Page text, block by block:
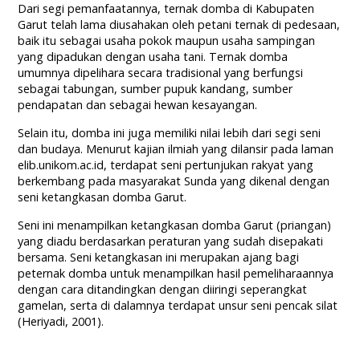
Dari segi pemanfaatannya, ternak domba di Kabupaten
Garut telah lama diusahakan oleh petani ternak di pedesaan,
baik itu sebagai usaha pokok maupun usaha sampingan
yang dipadukan dengan usaha tani. Ternak domba
umumnya dipelihara secara tradisional yang berfungsi
sebagai tabungan, sumber pupuk kandang, sumber
pendapatan dan sebagai hewan kesayangan.
Selain itu, domba ini juga memiliki nilai lebih dari segi seni
dan budaya. Menurut kajian ilmiah yang dilansir pada laman
elib.unikom.ac.id, terdapat seni pertunjukan rakyat yang
berkembang pada masyarakat Sunda yang dikenal dengan
seni ketangkasan domba Garut.
Seni ini menampilkan ketangkasan domba Garut (priangan)
yang diadu berdasarkan peraturan yang sudah disepakati
bersama. Seni ketangkasan ini merupakan ajang bagi
peternak domba untuk menampilkan hasil pemeliharaannya
dengan cara ditandingkan dengan diiringi seperangkat
gamelan, serta di dalamnya terdapat unsur seni pencak silat
(Heriyadi, 2001).